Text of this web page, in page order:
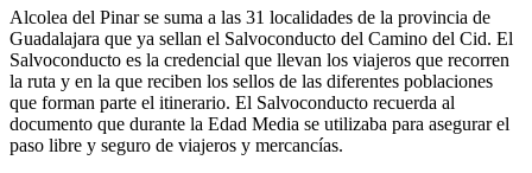
Alcolea del Pinar se suma a las 31 localidades de la provincia de
Guadalajara que ya sellan el Salvoconducto del Camino del Cid. El
Salvoconducto es la credencial que llevan los viajeros que recorren
la ruta y en la que reciben los sellos de las diferentes poblaciones
que forman parte el itinerario. El Salvoconducto recuerda al
documento que durante la Edad Media se utilizaba para asegurar el
paso libre y seguro de viajeros y mercancías.